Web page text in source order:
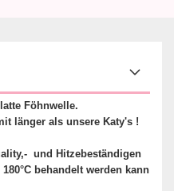
Föhnwelle.
länger als unsere Katy's !
und Hitzebeständigen
behandelt werden kann